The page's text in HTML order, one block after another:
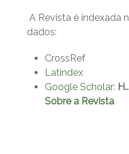
A Revista é indexada
dados:
CrossRef
Latindex
Google Scholar:
Sobre a Revista